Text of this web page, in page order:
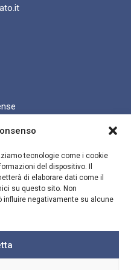
tecnologie come i cookie
del dispositivo. Il
di elaborare dati come il
su questo sito. Non
influire negativamente su alcune